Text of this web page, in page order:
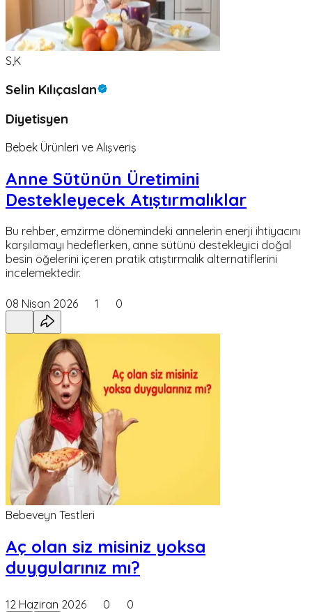
S,K
Selin Kılıçaslan
Diyetisyen
Bebek Ürünleri ve Alışveriş
Anne Sütünün Üretimini
Destekleyecek Atıştırmalıklar
Bu rehber, emzirme dönemindeki annelerin enerji ihtiyacını
karşılamayı hedeflerken, anne sütünü destekleyici doğal
besin öğelerini içeren pratik atıştırmalık alternatiflerini
incelemektedir.
08 Nisan 2026 1 0
Bebeveyn Testleri
Aç olan siz misiniz yoksa
duygularınız mı?
12 Haziran 2026 0 0